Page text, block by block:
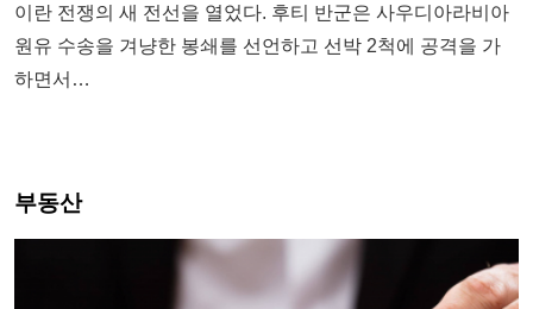
이란 전쟁의 새 전선을 열었다. 후티 반군은 사우디아라비아
원유 수송을 겨냥한 봉쇄를 선언하고 선박 2척에 공격을 가
하면서…
부동산